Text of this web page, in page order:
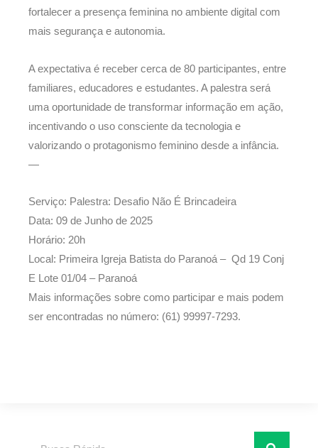
fortalecer a presença feminina no ambiente digital com
mais segurança e autonomia.
A expectativa é receber cerca de 80 participantes, entre
familiares, educadores e estudantes. A palestra será
uma oportunidade de transformar informação em ação,
incentivando o uso consciente da tecnologia e
valorizando o protagonismo feminino desde a infância.
—
Serviço: Palestra: Desafio Não É Brincadeira
Data: 09 de Junho de 2025
Horário: 20h
Local: Primeira Igreja Batista do Paranoá – Qd 19 Conj
E Lote 01/04 – Paranoá
Mais informações sobre como participar e mais podem
ser encontradas no número: (61) 99997-7293.